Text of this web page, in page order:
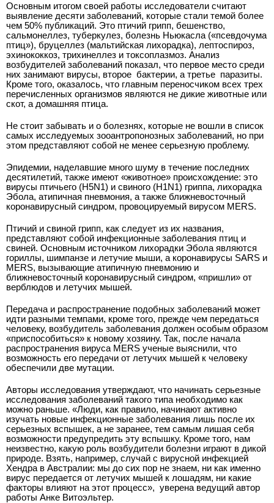
Основным итогом своей работы исследователи считают
выявление десяти заболеваний, которые стали темой более
чем 50% публикаций. Это птичий грипп, бешенство,
сальмонеллез, туберкулез, болезнь Ньюкасла («псевдочума
птиц»), бруцеллез (мальтийская лихорадка), лептоспироз,
эхинококкоз, трихинеллез и токсоплазмоз. Анализ
возбудителей заболеваний показал, что первое место среди
них занимают вирусы, второе ­ бактерии, а третье ­ паразиты.
Кроме того, оказалось, что главным переносчиком всех трех
перечисленных организмов являются не дикие животные или
скот, а домашняя птица.
Не стоит забывать и о болезнях, которые не вошли в список
самых исследуемых зооантропонозных заболеваний, но при
этом представляют собой не менее серьезную проблему.
Эпидемии, наделавшие много шуму в течение последних
десятилетий, также имеют «животное» происхождение: это
вирусы птичьего (H5N1) и свиного (H1N1) гриппа, лихорадка
Эбола, атипичная пневмония, а также ближневосточный
коронавирусный синдром, провоцируемый вирусом MERS.
Птичий и свиной грипп, как следует из их названия,
представляют собой инфекционные заболевания птиц и
свиней. Основным источником лихорадки Эбола являются
гориллы, шимпанзе и летучие мыши, а коронавирусы SARS и
MERS, вызывающие атипичную пневмонию и
ближневосточный коронавирусный синдром, «пришли» от
верблюдов и летучих мышей.
Передача и распространение подобных заболеваний может
идти разными темпами, кроме того, прежде чем передаться
человеку, возбудитель заболевания должен особым образом
«приспособиться» к новому хозяину. Так, после начала
распространения вируса MERS ученые выяснили, что
возможность его передачи от летучих мышей к человеку
обеспечили две мутации.
Авторы исследования утверждают, что начинать серьезные
исследования заболеваний такого типа необходимо как
можно раньше. «Люди, как правило, начинают активно
изучать новые инфекционные заболевания лишь после их
серьезных вспышек, а не заранее, тем самым лишая себя
возможности предупредить эту вспышку. Кроме того, нам
неизвестно, какую роль возбудители болезни играют в дикой
природе. Взять, например, случай с вирусной инфекцией
Хендра в Австралии: мы до сих пор не знаем, ни как именно
вирус передается от летучих мышей к лошадям, ни какие
факторы влияют на этот процесс», ­ уверена ведущий автор
работы Анке Витоэльтер.